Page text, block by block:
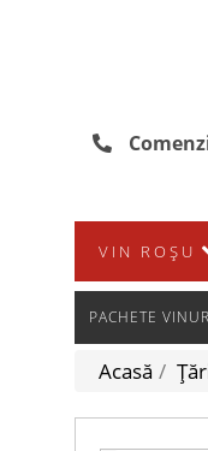
VIN ROȘU
PACHETE
Acasă /